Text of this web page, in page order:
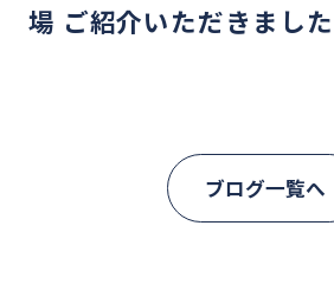
場 ご紹介いただきました
ブログ一覧へ